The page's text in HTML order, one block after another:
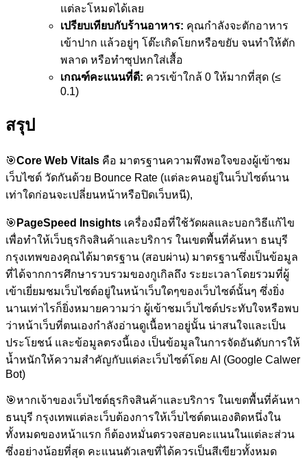
แต่ละโหมดได้เลย
เปรียบเทียบกับร้านอาหาร: คุณกำลังจะตักอาหาร
เข้าปาก แล้วอยู่ๆ โต๊ะเกิดโยกหรือขยับ จนทำให้ตัก
พลาด หรือทำซุปหกใส่เสื้อ
เกณฑ์คะแนนที่ดี: ควรเข้าใกล้ 0 ให้มากที่สุด (≤
0.1)
สรุป
🎯Core Web Vitals คือ มาตรฐานความพึงพอใจของผู้เข้าชม
เว็บไซต์ วัดกันด้วย Bounce Rate (แต่ละคนอยู่ในเว็บไซต์นาน
เท่าใดก่อนจะเปลี่ยนหน้าหรือปิดเว็บหนี),
🎯 PageSpeed Insights เครื่องมือที่ใช้วัดผลและบอกวิธีแก้ไข
เพื่อทำให้เว็บธุรกิจสินค้าและบริการ ในเขตพื้นที่ค้นหา ธนบุรี
กรุงเทพของคุณได้มาตรฐาน (สอบผ่าน) มาตรฐานซึ่งเป็นข้อมูล
ที่ได้จากการศึกษารวบรวมของกูเกิลถึง ระยะเวลาโดยรวมที่ผู้
เข้าเยี่ยมชมเว็บไซต์อยู่ในหน้าเว็บใดๆของเว็บไซต์นั้นๆ ซึ่งยิ่ง
นานเท่าไรก็ยิ่งหมายความว่า ผู้เข้าชมเว็บไซต์ประทับใจหรือพบ
ว่าหน้าเว็บที่ตนเองกำลังอ่านดูเนื้อหาอยู่นั้น น่าสนใจและเป็น
ประโยชน์ และข้อมูลตรงนี้เอง เป็นข้อมูลในการจัดอันดับการให้
น้ำหนักให้ความสำคัญกับแต่ละเว็บไซต์โดย AI (Google Calwer
Bot)
🎯หากเจ้าของเว็บไซต์ธุรกิจสินค้าและบริการ ในเขตพื้นที่ค้นหา
ธนบุรี กรุงเทพแต่ละเว็บต้องการให้เว็บไซต์ตนเองติดหนึ่งใน
ทั้งหมดของหน้าแรก ก็ต้องหมั่นตรวจสอบคะแนนในแต่ละส่วน
ซึ่งอย่างน้อยที่สุด คะแนนตัวเลขที่ได้ควรเป็นสีเขียวทั้งหมด